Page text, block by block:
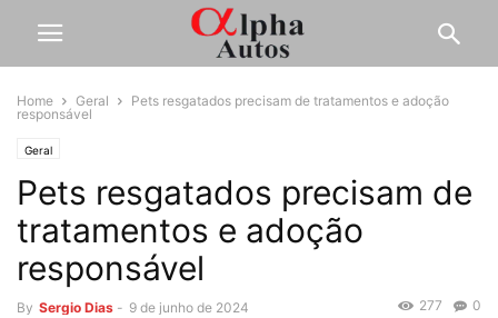
Home Geral
Pets resgatados precisam de tratamentos e adoção
responsável
Geral
Pets resgatados precisam de
tratamentos e adoção
responsável
By Sergio Dias - 9 de junho de 2024 0
277